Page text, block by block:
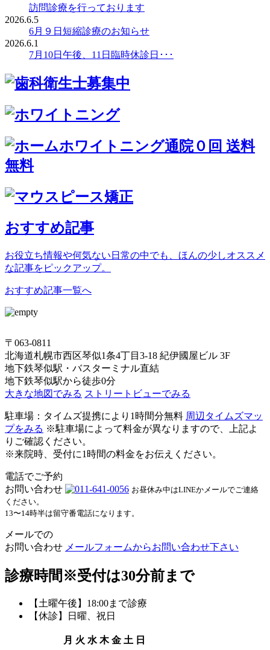
訪問診療を行っております
2026.6.5
6月９日短縮診療のお知らせ
2026.6.1
7月10日午後、11日臨時休診日･･･
おすすめ記事
お役立ち情報や何気ない日常の中でも、ほんの少しオススメ
な記事をピックアップ。
おすすめ記事一覧へ
〒063-0811
北海道札幌市西区琴似1条4丁目3-18 紀伊國屋ビル 3F
地下鉄琴似駅・バスターミナル直結
地下鉄琴似駅から徒歩0分
大きな地図でみる ストリートビューでみる
駐車場：タイムズ提携により1時間分無料 周辺タイムズマッ
プをみる ※駐車場によって料金が異なりますので、上記よ
りご確認ください。
※来院時、受付に1時間の料金をお伝えください。
電話でご予約
お問い合わせ
お昼休み中はLINEかメールでご連絡
ください。
13〜14時半は留守番電話になります。
メールでの
お問い合わせ メールフォームからお問い合わせ下さい
診療時間 ※受付は30分前まで
【土曜午後】18:00まで診療
【休診】日曜、祝日
月 火 水 木 金 土 日